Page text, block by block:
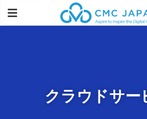
クラウドサー